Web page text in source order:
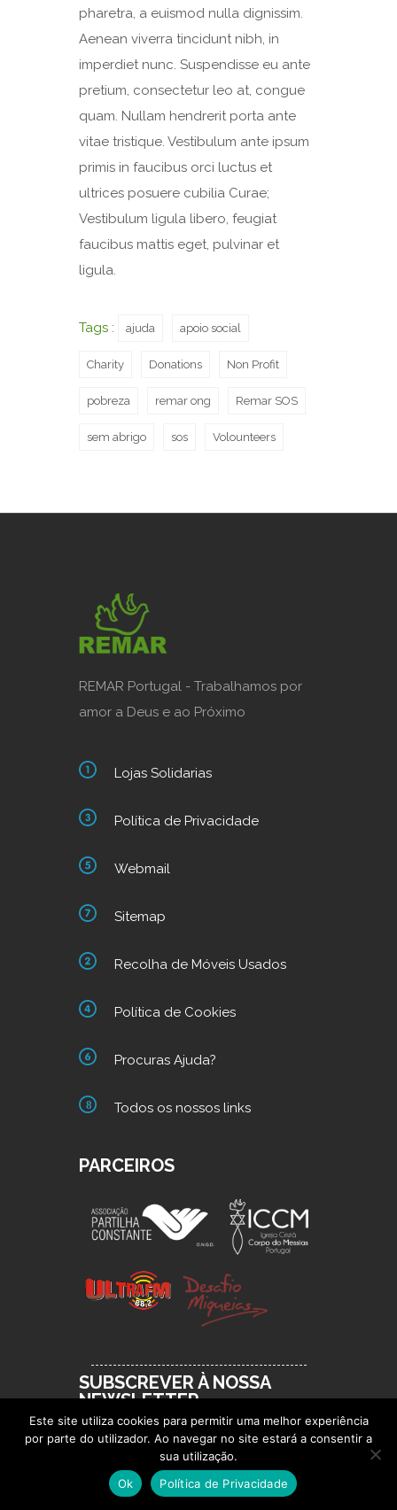
pharetra, a euismod nulla dignissim.
Aenean viverra tincidunt nibh, in
imperdiet nunc. Suspendisse eu ante
pretium, consectetur leo at, congue
quam. Nullam hendrerit porta ante
vitae tristique. Vestibulum ante ipsum
primis in faucibus orci luctus et
ultrices posuere cubilia Curae;
Vestibulum ligula libero, feugiat
faucibus mattis eget, pulvinar et
ligula.
Tags : ajuda apoio social
Charity Donations Non Profit
pobreza remar ong Remar SOS
sem abrigo sos Volounteers
REMAR Portugal - Trabalhamos por
amor a Deus e ao Próximo
Lojas Solidarias
Política de Privacidade
Webmail
Sitemap
Recolha de Móveis Usados
Política de Cookies
Procuras Ajuda?
Todos os nossos links
PARCEIROS
SUBSCREVER À NOSSA
NEWSLETTER
Este site utiliza cookies para permitir uma melhor experiência
por parte do utilizador. Ao navegar no site estará a consentir a
sua utilização.
Ok
Política de Privacidade